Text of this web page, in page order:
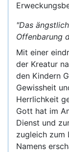
"Das
Offenbarung
Mit einer
der Kreatur
den Kindern
Gewissheit
Herrlichkeit
Gott hat im
Dienst und
zugleich zum
Namens